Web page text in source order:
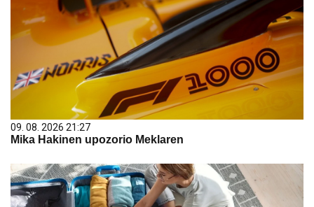
09. 08. 2026 21:27
Mika Hakinen upozorio Meklaren